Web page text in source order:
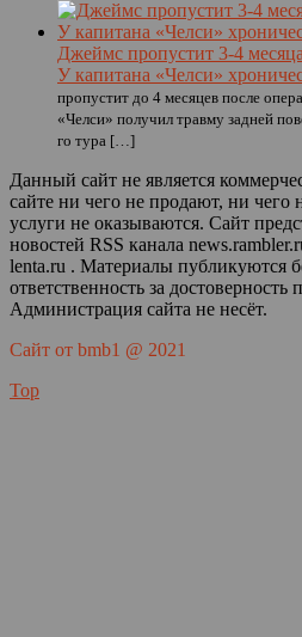
Джеймс пропустит 3-4
У капитана «Челси»
пропустит до 4 месяцев после
«Челси» получил травму задней
го тура […]
Данный сайт не является
сайте ни чего не продают, ни чего
услуги не оказываются. Сайт
новостей RSS канала
lenta.ru . Материалы публикуются
ответственность за
Администрация сайта не несёт.
Сайт от bmb1 @ 2021
Top